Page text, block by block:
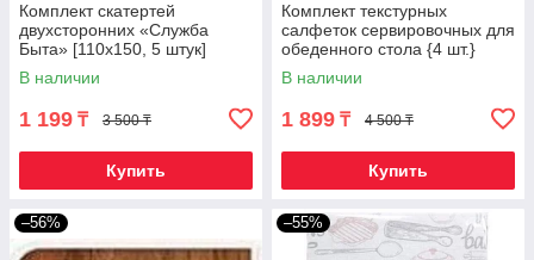
Комплект скатертей
двухсторонних «Служба
Быта» [110х150, 5 штук]
(Желтый)
В наличии
1 199 ₸ 3 500 ₸
Купить
Комплект текстурных
салфеток сервировочных для
обеденного стола {4 шт.}
(Белый дуб)
В наличии
1 899 ₸ 4 500 ₸
Купить
–56% –55%